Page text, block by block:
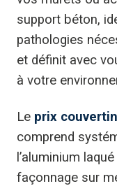
support béton,
pathologies
et définit avec
à votre
Le prix
comprend
l’aluminium
façonnage sur